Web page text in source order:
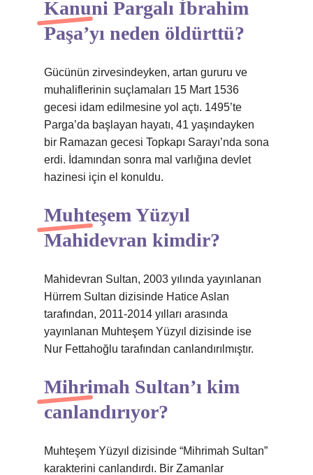
Kanuni Pargalı İbrahim
Paşa’yı neden öldürttü?
Gücünün zirvesindeyken, artan gururu ve
muhaliflerinin suçlamaları 15 Mart 1536
gecesi idam edilmesine yol açtı. 1495’te
Parga’da başlayan hayatı, 41 yaşındayken
bir Ramazan gecesi Topkapı Sarayı’nda sona
erdi. İdamından sonra mal varlığına devlet
hazinesi için el konuldu.
Muhteşem Yüzyıl
Mahidevran kimdir?
Mahidevran Sultan, 2003 yılında yayınlanan
Hürrem Sultan dizisinde Hatice Aslan
tarafından, 2011-2014 yılları arasında
yayınlanan Muhteşem Yüzyıl dizisinde ise
Nur Fettahoğlu tarafından canlandırılmıştır.
Mihrimah Sultan’ı kim
canlandırıyor?
Muhteşem Yüzyıl dizisinde “Mihrimah Sultan”
karakterini canlandırdı. Bir Zamanlar